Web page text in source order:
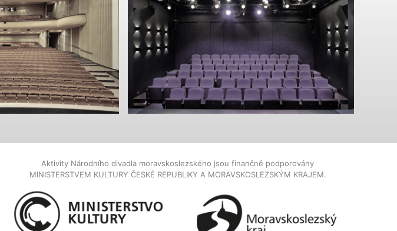
Aktivity Národního divadla moravskoslezského jsou finančně podporovány
MINISTERSTVEM KULTURY ČESKÉ REPUBLIKY A MORAVSKOSLEZSKÝM KRAJEM.